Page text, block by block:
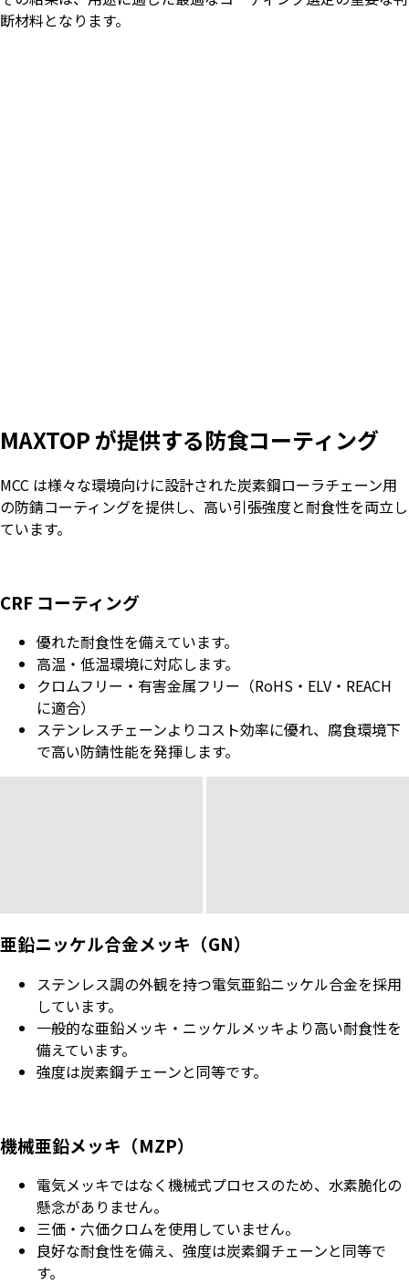
断材料となります。
MAXTOP が提供する防食コーティング
MCC は様々な環境向けに設計された炭素鋼ローラチェーン用
の防錆コーティングを提供し、高い引張強度と耐食性を両立し
ています。
CRF コーティング
優れた耐食性を備えています。
高温・低温環境に対応します。
クロムフリー・有害金属フリー（RoHS・ELV・REACH
に適合）
ステンレスチェーンよりコスト効率に優れ、腐食環境下
で高い防錆性能を発揮します。
亜鉛ニッケル合金メッキ（GN）
ステンレス調の外観を持つ電気亜鉛ニッケル合金を採用
しています。
一般的な亜鉛メッキ・ニッケルメッキより高い耐食性を
備えています。
強度は炭素鋼チェーンと同等です。
機械亜鉛メッキ（MZP）
電気メッキではなく機械式プロセスのため、水素脆化の
懸念がありません。
三価・六価クロムを使用していません。
良好な耐食性を備え、強度は炭素鋼チェーンと同等で
す。